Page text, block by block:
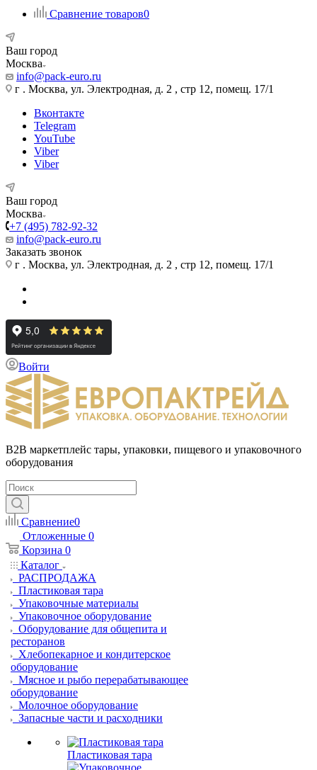
Сравнение товаров0
Ваш город
Москва
info@pack-euro.ru
г . Москва, ул. Электродная, д. 2 , стр 12, помещ. 17/1
Вконтакте
Telegram
YouTube
Viber
Viber
Ваш город
Москва
+7 (495) 782-92-32
info@pack-euro.ru
Заказать звонок
г . Москва, ул. Электродная, д. 2 , стр 12, помещ. 17/1
Войти
B2B маркетплейс тары, упаковки, пищевого и упаковочного
оборудования
Сравнение0
Отложенные 0
Корзина 0
Каталог
РАСПРОДАЖА
Пластиковая тара
Упаковочные материалы
Упаковочное оборудование
Оборудование для общепита и
ресторанов
Хлебопекарное и кондитерское
оборудование
Мясное и рыбо перерабатывающее
оборудование
Молочное оборудование
Запасные части и расходники
Пластиковая тара